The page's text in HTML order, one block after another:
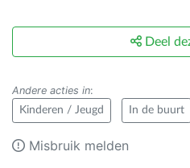
Deel
Andere acties in:
Kinderen / Jeugd In de buurt
Misbruik melden